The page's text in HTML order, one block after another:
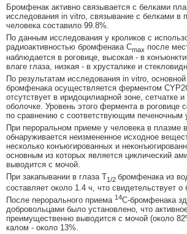
Бромфенак активно связывается с белками
исследования in vitro, связывание с белками в
человека составило 99.8%.
По данным исследования у кроликов с
радиоактивностью бромфенака Cmax после
наблюдается в роговице, высокая - в
влаге глаза, низкая - в хрусталике и
По результатам исследования in vitro,
бромфенака осуществляется ферментом
отсутствует в иридоцилиарной зоне, сетчатке
оболочке. Уровень этого фермента в роговице
по сравнению с соответствующим печеночным
При пероральном приеме у человека в плазме
обнаруживается неизмененное исходное
несколько конъюгированных и
основным из которых является циклический
выводится с мочой.
При закапывании в глаза T1/2 бромфенака из
составляет около 1.4 ч, что свидетельствует о
После перорального приема 14C-бромфенака
добровольцами было установлено, что
преимущественно выводится с мочой (около
калом - около 13%.